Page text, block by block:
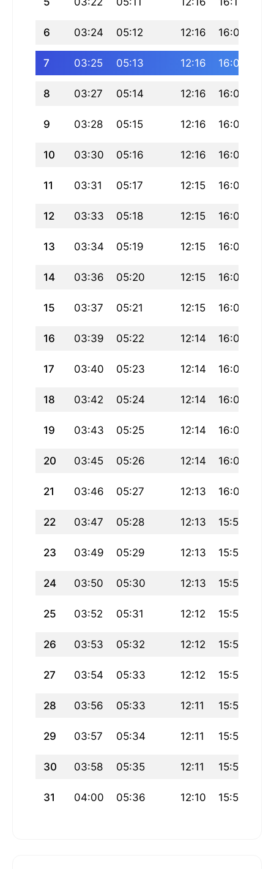
6 03:24 05:12 12:16 16:09
7 03:25 05:13 12:16 16:09
8 03:27 05:14 12:16 16:08
9 03:28 05:15 12:16 16:08
10 03:30 05:16 12:16 16:07
11 03:31 05:17 12:15 16:07
12 03:33 05:18 12:15 16:06
13 03:34 05:19 12:15 16:05
14 03:36 05:20 12:15 16:05
15 03:37 05:21 12:15 16:04
16 03:39 05:22 12:14 16:04
17 03:40 05:23 12:14 16:03
18 03:42 05:24 12:14 16:02
19 03:43 05:25 12:14 16:01
20 03:45 05:26 12:14 16:01
21 03:46 05:27 12:13 16:00
22 03:47 05:28 12:13 15:59
23 03:49 05:29 12:13 15:59
24 03:50 05:30 12:13 15:58
25 03:52 05:31 12:12 15:57
26 03:53 05:32 12:12 15:56
27 03:54 05:33 12:12 15:55
28 03:56 05:33 12:11 15:54
29 03:57 05:34 12:11 15:54
30 03:58 05:35 12:11 15:53
31 04:00 05:36 12:10 15:52